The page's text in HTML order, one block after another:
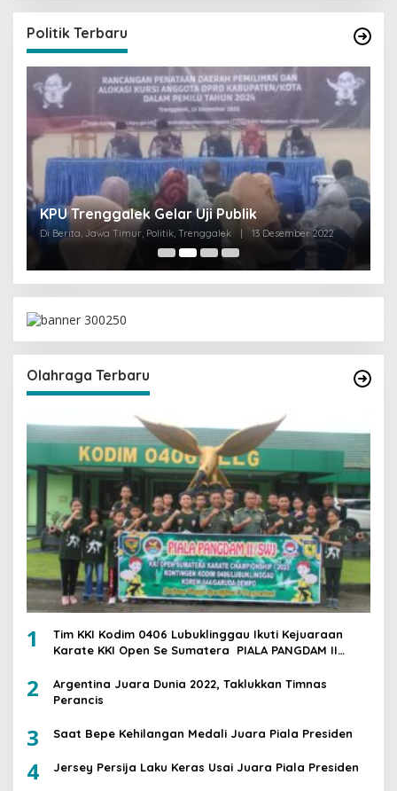
Politik Terbaru
KPU Trenggalek Gelar Uji Publik
Di Berita, Jawa Timur, Politik, Trenggalek 13 Desember 2022
Olahraga Terbaru
1
Tim KKI Kodim 0406 Lubuklinggau Ikuti Kejuaraan
Karate KKI Open Se Sumatera PIALA PANGDAM II
2
Argentina Juara Dunia 2022, Taklukkan Timnas
Perancis
3 Saat Bepe Kehilangan Medali Juara Piala Presiden
4 Jersey Persija Laku Keras Usai Juara Piala Presiden